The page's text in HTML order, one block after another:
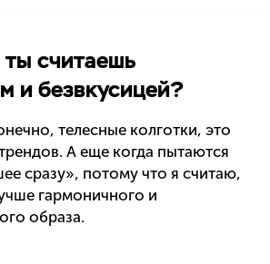
считаешь
и безвкусицей?
телесные колготки, это
А еще когда пытаются
сразу», потому что я считаю,
гармоничного и
образа.